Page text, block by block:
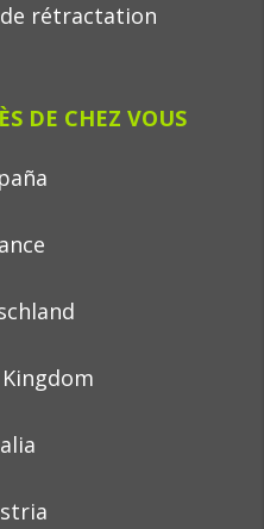
rétractation
DE CHEZ VOUS